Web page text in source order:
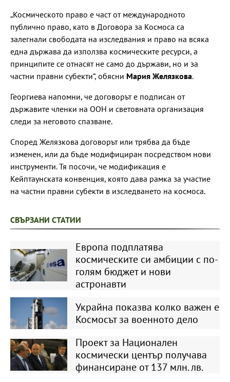
„Космическото право е част от международното
публично право, като в Договора за Космоса са
залегнали свободата на изследвания и право на всяка
една държава да използва космическите ресурси, а
принципите се отнасят не само до държави, но и за
частни правни субекти“, обясни Мария Желязкова.
Георгиева напомни, че договорът е подписан от
държавите членки на ООН и световната организация
следи за неговото спазване.
Според Желязкова договорът или трябва да бъде
изменен, или да бъде модифициран посредством нови
инструменти. Тя посочи, че модификация е
Кейптаунската конвенция, която дава рамка за участие
на частни правни субекти в изследването на космоса.
СВЪРЗАНИ СТАТИИ
Европа подплатява
космическите си амбиции с по-
голям бюджет и нови
астронавти
Украйна показва колко важен е
Космосът за военното дело
Проект за Национален
космически център получава
финансиране от 137 млн. лв.